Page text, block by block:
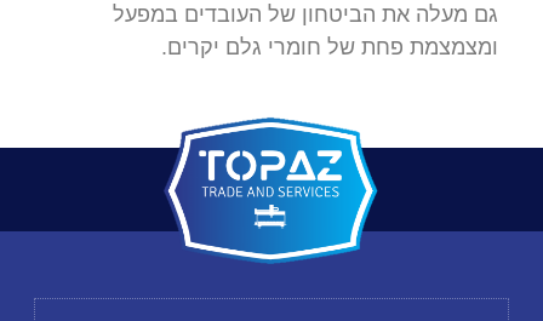
גם מעלה את הביטחון של העובדים במפעל
ומצמצמת פחת של חומרי גלם יקרים.